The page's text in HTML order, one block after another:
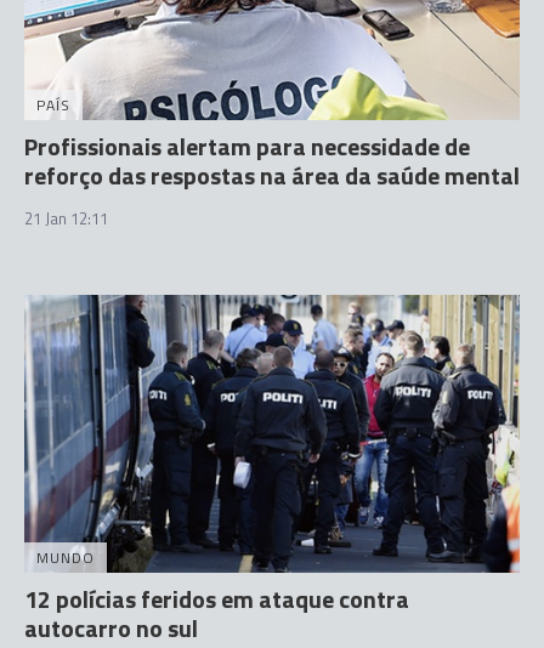
PAÍS
Profissionais alertam para necessidade de
reforço das respostas na área da saúde mental
21 Jan 12:11
MUNDO
12 polícias feridos em ataque contra
autocarro no sul